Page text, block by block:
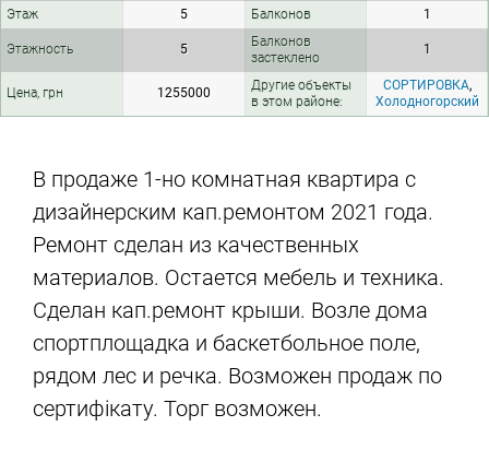
Этаж 5 Балконов 1
Этажность 5
Балконов
застеклено
1
Цена, грн 1255000
Другие объекты
в этом районе:
СОРТИРОВКА,
Холодногорский
В продаже 1-но комнатная квартира с
дизайнерским кап.ремонтом 2021 года.
Ремонт сделан из качественных
материалов. Остается мебель и техника.
Сделан кап.ремонт крыши. Возле дома
спортплощадка и баскетбольное поле,
рядом лес и речка. Возможен продаж по
сертифікату. Торг возможен.